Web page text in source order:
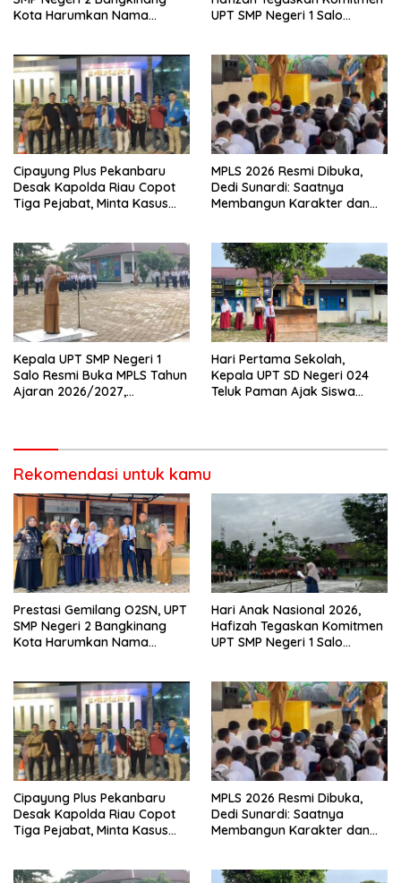
Kota Harumkan Nama
UPT SMP Negeri 1 Salo
Cipayung Plus Pekanbaru
Desak Kapolda Riau Copot
Tiga Pejabat, Minta Kasus
MPLS 2026 Resmi Dibuka,
Dedi Sunardi: Saatnya
Membangun Karakter dan
Kepala UPT SMP Negeri 1
Salo Resmi Buka MPLS Tahun
Ajaran 2026/2027,
Hari Pertama Sekolah,
Kepala UPT SD Negeri 024
Teluk Paman Ajak Siswa
Rekomendasi untuk kamu
Prestasi Gemilang O2SN, UPT
SMP Negeri 2 Bangkinang
Kota Harumkan Nama
Hari Anak Nasional 2026,
Hafizah Tegaskan Komitmen
UPT SMP Negeri 1 Salo
Cipayung Plus Pekanbaru
Desak Kapolda Riau Copot
Tiga Pejabat, Minta Kasus
MPLS 2026 Resmi Dibuka,
Dedi Sunardi: Saatnya
Membangun Karakter dan